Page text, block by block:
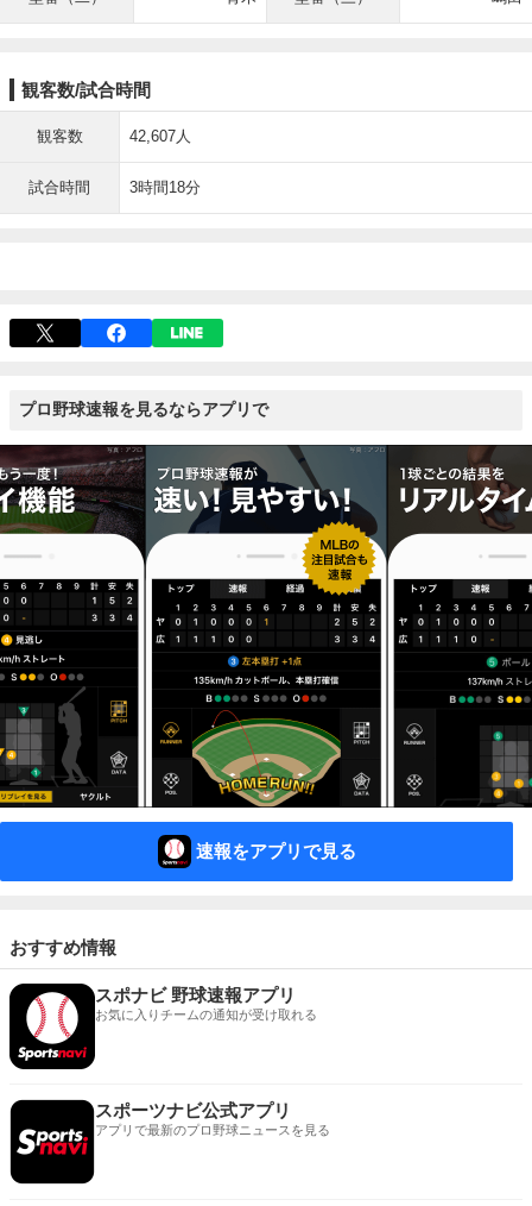
観客数/試合時間
観客数 42,607人
試合時間 3時間18分
プロ野球速報を見るならアプリで
速報をアプリで見る
おすすめ情報
スポナビ 野球速報アプリ
お気に入りチームの通知が受け取れる
スポーツナビ公式アプリ
アプリで最新のプロ野球ニュースを見る